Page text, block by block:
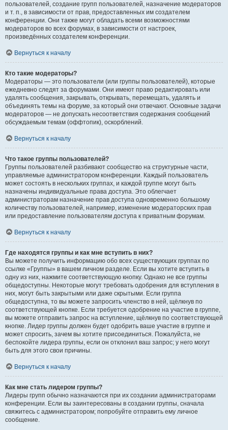
пользователей, создание групп пользователей, назначение модераторов
и т. п., в зависимости от прав, предоставленных им создателем
конференции. Они также могут обладать всеми возможностями
модераторов во всех форумах, в зависимости от настроек,
произведённых создателем конференции.
Вернуться к началу
Кто такие модераторы?
Модераторы — это пользователи (или группы пользователей), которые
ежедневно следят за форумами. Они имеют право редактировать или
удалять сообщения, закрывать, открывать, перемещать, удалять и
объединять темы на форуме, за который они отвечают. Основные задачи
модераторов — не допускать несоответствия содержания сообщений
обсуждаемым темам (оффтопик), оскорблений.
Вернуться к началу
Что такое группы пользователей?
Группы пользователей разбивают сообщество на структурные части,
управляемые администратором конференции. Каждый пользователь
может состоять в нескольких группах, и каждой группе могут быть
назначены индивидуальные права доступа. Это облегчает
администраторам назначение прав доступа одновременно большому
количеству пользователей, например, изменение модераторских прав
или предоставление пользователям доступа к приватным форумам.
Вернуться к началу
Где находятся группы и как мне вступить в них?
Вы можете получить информацию обо всех существующих группах по
ссылке «Группы» в вашем личном разделе. Если вы хотите вступить в
одну из них, нажмите соответствующую кнопку. Однако не все группы
общедоступны. Некоторые могут требовать одобрения для вступления в
них, могут быть закрытыми или даже скрытыми. Если группа
общедоступна, то вы можете запросить членство в ней, щёлкнув по
соответствующей кнопке. Если требуется одобрение на участие в группе,
вы можете отправить запрос на вступление, щёлкнув по соответствующей
кнопке. Лидер группы должен будет одобрить ваше участие в группе и
может спросить, зачем вы хотите присоединиться. Пожалуйста, не
беспокойте лидера группы, если он отклонил ваш запрос; у него могут
быть для этого свои причины.
Вернуться к началу
Как мне стать лидером группы?
Лидеры групп обычно назначаются при их создании администраторами
конференции. Если вы заинтересованы в создании группы, сначала
свяжитесь с администратором; попробуйте отправить ему личное
сообщение.